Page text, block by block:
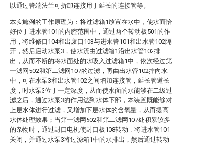
以通过管端法兰可拆卸连接用于延长的连接管等。
本实施例的工作原理为：将过滤箱1放置在水中，使水面恰
好位于进水管101的内腔范围中，通过两个转动板501的作
用，将维修口104和出废口103与进水管101和出水管102隔
开，然后启动水泵3，使水流由过滤箱1沿出水管102排
出，从而不断的将水面处的水吸入过滤箱1中，依次经过第
一滤网502和第二滤网107的过滤，再由出水管102排向水
中，可在水泵3和出水管102之间增加连接管，延长管道长
度，时水泵3位于一定深度，从而使水面的水能够在二级过
滤之后，通过水泵3的作用达到水体下部，本装置既能够对
上层水体进行过滤，又增加下层水体的含氧量，从而提高
水体处理效果；当第一滤网502和第二滤网107处积累较多
的杂物时，通过封口电机使封口板108转动，将进水管101
关闭，并通过水泵3将过滤箱1中的水排出，然后通过转动